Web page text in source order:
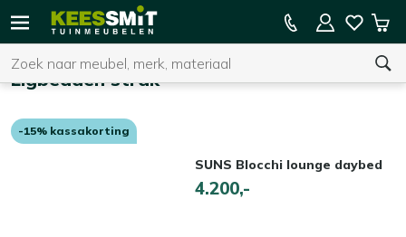
Kees
Tuinmeubelen
Zoeken
U heeft geen product(en) in uw winkelwagen.
9.5/10 (59.000+ beoordelingen)
Ligbedden strak
-15% kassakorting
SUNS Blocchi lounge daybed
4.200,-